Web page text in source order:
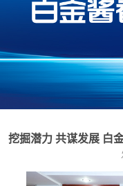
挖掘潜力 共谋发展 白